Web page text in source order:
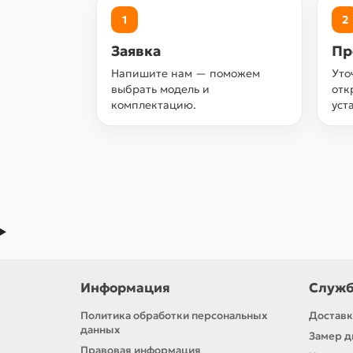
1
Заявка
Напишите нам — поможем
выбрать модель и
комплектацию.
2
Информация
Политика обработки персональных
данных
Правовая информация
Замер